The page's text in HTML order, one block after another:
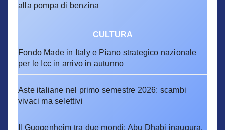
alla pompa di benzina
CULTURA
Fondo Made in Italy e Piano strategico nazionale
per le Icc in arrivo in autunno
Aste italiane nel primo semestre 2026: scambi
vivaci ma selettivi
Il Guggenheim tra due mondi: Abu Dhabi inaugura,